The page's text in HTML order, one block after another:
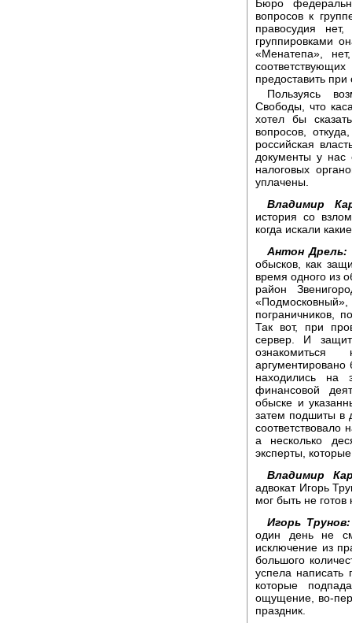
Бюро
вопросов к
правосудия
группировками
«Менатепа»,
предоставить при
Пользуясь
Свободы, что
хотел бы
вопросов,
российская
документы у нас
налоговых
уплачены.
Владимир
история со
когда искали
Антон Дрель:
обысков, как
время одного из
район
«Подмосковный»,
пограничников,
Так вот, при
сервер. И
ознакомиться
аргументировано
находились
финансовой
обыске и
затем подшиты в
соответствовало
а несколько
эксперты,
Владимир
адвокат Игорь
мог быть не
Игорь Трунов:
один день не
исключение из
большого
успела написать
которые
ощущение, во-
праздник.